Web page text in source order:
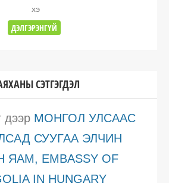
хэ
ДЭЛГЭРЭНГҮЙ
СЭТГЭГДЭЛ
дээр МОНГОЛ УЛСААС
СУУГАА ЭЛЧИН
EMBASSY OF
IN HUNGARY